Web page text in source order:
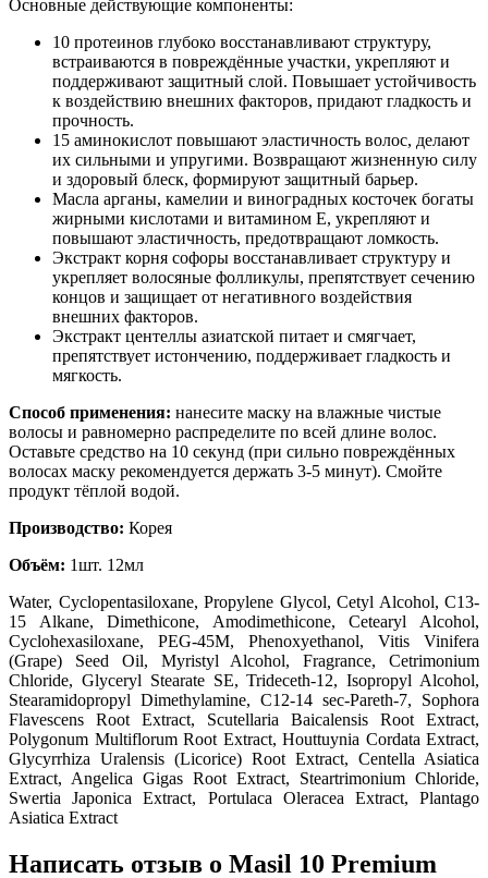
Основные действующие компоненты:
10 протеинов глубоко восстанавливают структуру,
встраиваются в повреждённые участки, укрепляют и
поддерживают защитный слой. Повышает устойчивость
к воздействию внешних факторов, придают гладкость и
прочность.
15 аминокислот повышают эластичность волос, делают
их сильными и упругими. Возвращают жизненную силу
и здоровый блеск, формируют защитный барьер.
Масла арганы, камелии и виноградных косточек богаты
жирными кислотами и витамином Е, укрепляют и
повышают эластичность, предотвращают ломкость.
Экстракт корня софоры восстанавливает структуру и
укрепляет волосяные фолликулы, препятствует сечению
концов и защищает от негативного воздействия
внешних факторов.
Экстракт центеллы азиатской питает и смягчает,
препятствует истончению, поддерживает гладкость и
мягкость.
Способ применения: нанесите маску на влажные чистые
волосы и равномерно распределите по всей длине волос.
Оставьте средство на 10 секунд (при сильно повреждённых
волосах маску рекомендуется держать 3-5 минут). Смойте
продукт тёплой водой.
Производство: Корея
Объём: 1шт. 12мл
Water, Cyclopentasiloxane, Propylene Glycol, Cetyl Alcohol, C13-
15 Alkane, Dimethicone, Amodimethicone, Cetearyl Alcohol,
Cyclohexasiloxane, PEG-45M, Phenoxyethanol, Vitis Vinifera
(Grape) Seed Oil, Myristyl Alcohol, Fragrance, Cetrimonium
Chloride, Glyceryl Stearate SE, Trideceth-12, Isopropyl Alcohol,
Stearamidopropyl Dimethylamine, C12-14 sec-Pareth-7, Sophora
Flavescens Root Extract, Scutellaria Baicalensis Root Extract,
Polygonum Multiflorum Root Extract, Houttuynia Cordata Extract,
Glycyrrhiza Uralensis (Licorice) Root Extract, Centella Asiatica
Extract, Angelica Gigas Root Extract, Steartrimonium Chloride,
Swertia Japonica Extract, Portulaca Oleracea Extract, Plantago
Asiatica Extract
Написать отзыв о Masil 10 Premium